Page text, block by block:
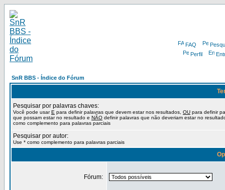
FAQ
Perfil
SnR BBS - Índice do Fórum
Pesquisar por palavras chaves:
Você pode usarE para definir palavras que devem estar nos resultados, OU para definir
que possam estar no resultado e NÃO definir palavras que não deveriam estar no
como complemento para palavras parciais
Pesquisar por autor:
Use * como complemento para palavras parciais
Fórum: